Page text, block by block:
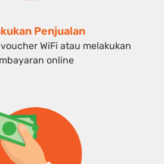
Penjualan
WiFi atau melakukan
online